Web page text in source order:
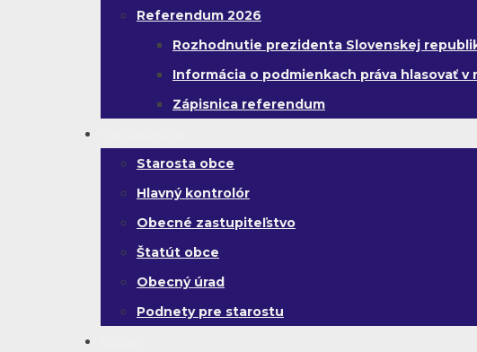
Referendum 2026
Rozhodnutie prezidenta Slovenskej
Informácia o podmienkach práva hlasovať v
Zápisnica referendum
Starosta obce
Hlavný kontrolór
Obecné zastupiteľstvo
Štatút obce
Obecný úrad
Podnety pre starostu